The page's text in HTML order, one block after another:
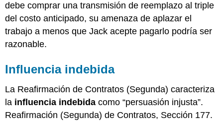
debe comprar una transmisión de reemplazo al triple
del costo anticipado, su amenaza de aplazar el
trabajo a menos que Jack acepte pagarlo podría ser
razonable.
Influencia indebida
La Reafirmación de Contratos (Segunda) caracteriza
la influencia indebida como “persuasión injusta”.
Reafirmación (Segunda) de Contratos, Sección 177.